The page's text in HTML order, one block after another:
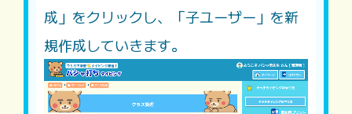
成」をクリックし、「子ユーザー」を新
規作成していきます。